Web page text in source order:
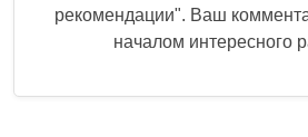
рекомендации". Ваш
началом интересного